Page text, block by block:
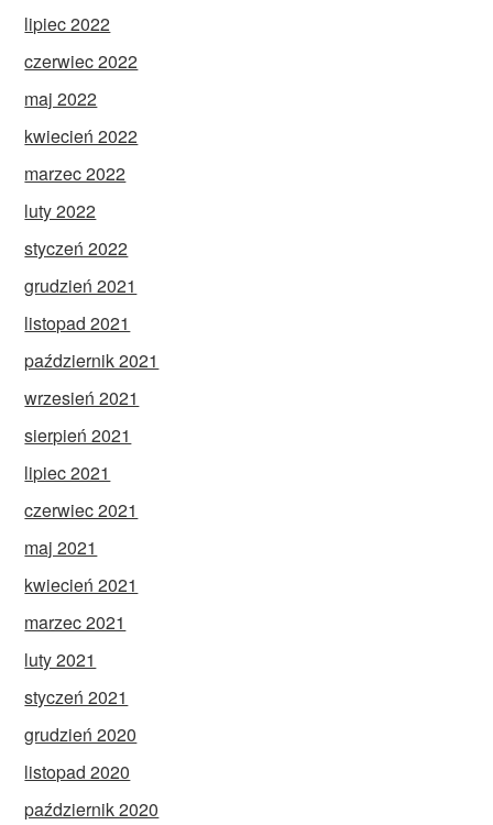
lipiec 2022
czerwiec 2022
maj 2022
kwiecień 2022
marzec 2022
luty 2022
styczeń 2022
grudzień 2021
listopad 2021
październik 2021
wrzesień 2021
sierpień 2021
lipiec 2021
czerwiec 2021
maj 2021
kwiecień 2021
marzec 2021
luty 2021
styczeń 2021
grudzień 2020
listopad 2020
październik 2020